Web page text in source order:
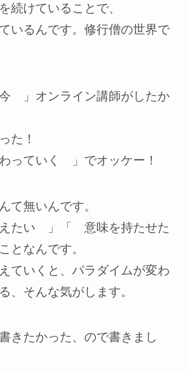
けていることで、
いるんです。修行僧の世界で
」オンライン講師がしたか
た！
っていく 」でオッケー！
て無いんです。
たい 」「 意味を持たせた
なんです。
ていくと、パラダイムが変わ
、そんな気がします。
きたかった、ので書きまし